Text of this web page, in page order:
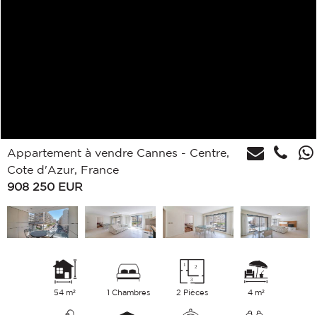
Appartement à vendre Cannes - Centre,
Cote d'Azur, France
908 250 EUR
54 m² 1 Chambres 2 Pièces 4 m²